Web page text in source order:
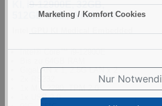
Marketing / Komfort Cookies
Nur
KI, i9-12900E, 32GB,
512GB SSD, WIN11 PRO
Intel® Core™ i9-12900E
GigaLAN x 1, 2.5G LAN x 2
1x M.2 2280, TPM 2.0
1x USB 3.0